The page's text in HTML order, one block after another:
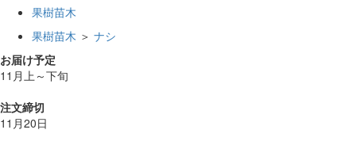
果樹苗木
果樹苗木 ＞ ナシ
お届け予定
11月上～下旬
注文締切
11月20日